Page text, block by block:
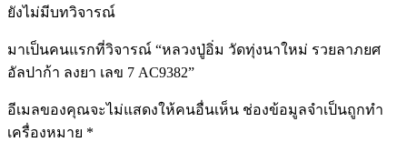
ยังไม่มีบทวิจารณ์
มาเป็นคนแรกที่วิจารณ์ “หลวงปู่อิ่ม วัดทุ่งนาใหม่ รวยลาภยศ
อัลปาก้า ลงยา เลข 7 AC9382”
อีเมลของคุณจะไม่แสดงให้คนอื่นเห็น ช่องข้อมูลจำเป็นถูกทำ
เครื่องหมาย *